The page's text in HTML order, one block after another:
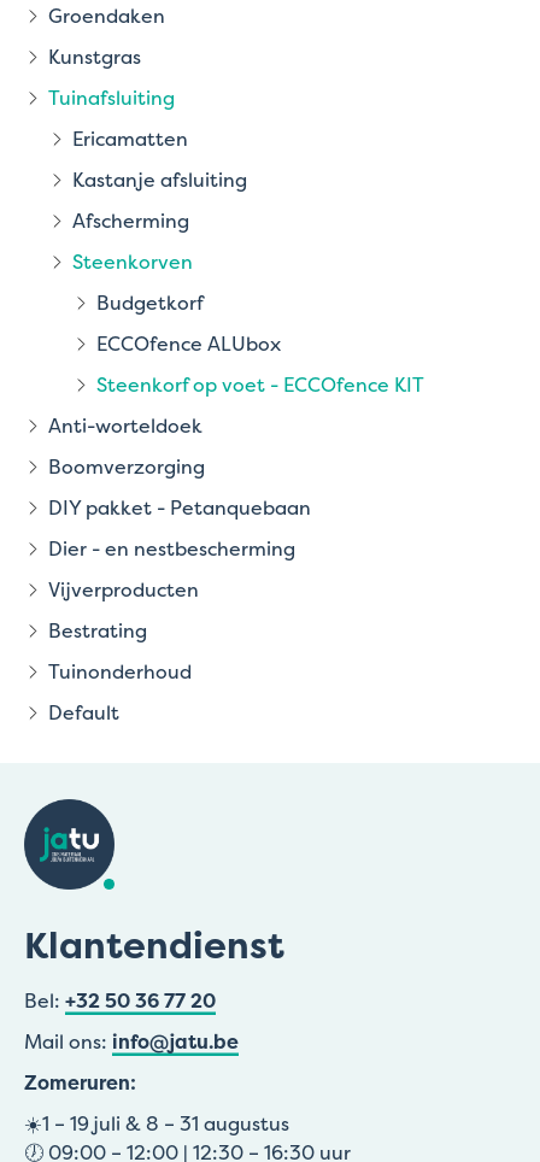
Groendaken
Kunstgras
Tuinafsluiting
Ericamatten
Kastanje afsluiting
Afscherming
Steenkorven
Budgetkorf
ECCOfence ALUbox
Steenkorf op voet - ECCOfence KIT
Anti-worteldoek
Boomverzorging
DIY pakket - Petanquebaan
Dier - en nestbescherming
Vijverproducten
Bestrating
Tuinonderhoud
Default
Klantendienst
Bel: +32 50 36 77 20
Mail ons: info@jatu.be
Zomeruren:
☀️1 – 19 juli & 8 – 31 augustus
🕖 09:00 – 12:00 | 12:30 – 16:30 uur